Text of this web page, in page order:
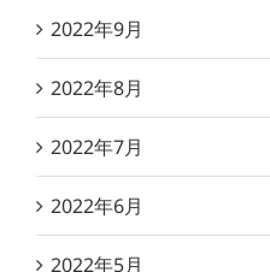
2022年9月
2022年8月
2022年7月
2022年6月
2022年5月